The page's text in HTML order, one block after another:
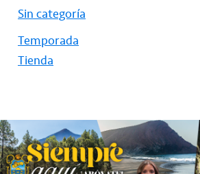
Sin categoría
Temporada
Tienda